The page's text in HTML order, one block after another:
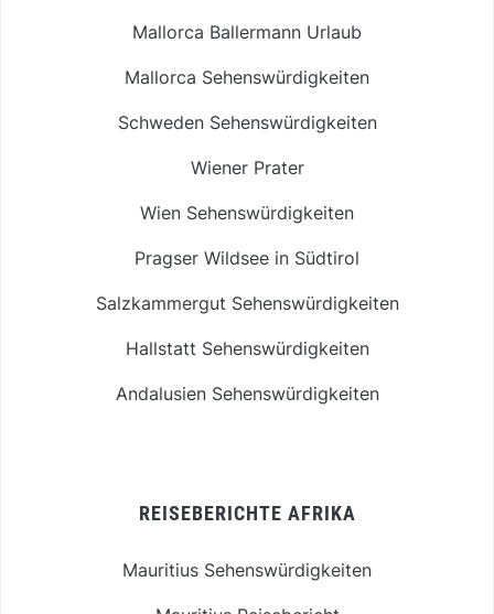
Mallorca Ballermann Urlaub
Mallorca Sehenswürdigkeiten
Schweden Sehenswürdigkeiten
Wiener Prater
Wien Sehenswürdigkeiten
Pragser Wildsee in Südtirol
Salzkammergut Sehenswürdigkeiten
Hallstatt Sehenswürdigkeiten
Andalusien Sehenswürdigkeiten
REISEBERICHTE AFRIKA
Mauritius Sehenswürdigkeiten